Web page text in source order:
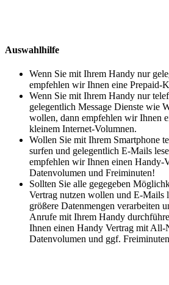
Auswahlhilfe
Wenn Sie mit Ihrem Handy nur
empfehlen wir Ihnen eine Prepaid-
Wenn Sie mit Ihrem Handy nur
gelegentlich Message Dienste wie
wollen, dann empfehlen wir Ihnen
kleinem Internet-Volumnen.
Wollen Sie mit Ihrem Smartphone
surfen und gelegentlich E-Mails
empfehlen wir Ihnen einen Handy-
Datenvolumen und Freiminuten!
Sollten Sie alle gegegeben
Vertrag nutzen wollen und E-Mails
größere Datenmengen verarbeiten
Anrufe mit Ihrem Handy
Ihnen einen Handy Vertrag mit All-
Datenvolumen und ggf.